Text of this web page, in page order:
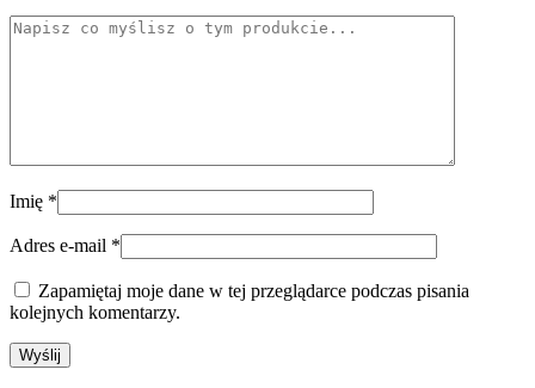
Imię *
Adres e-mail *
Zapamiętaj moje dane w tej przeglądarce podczas pisania
kolejnych komentarzy.